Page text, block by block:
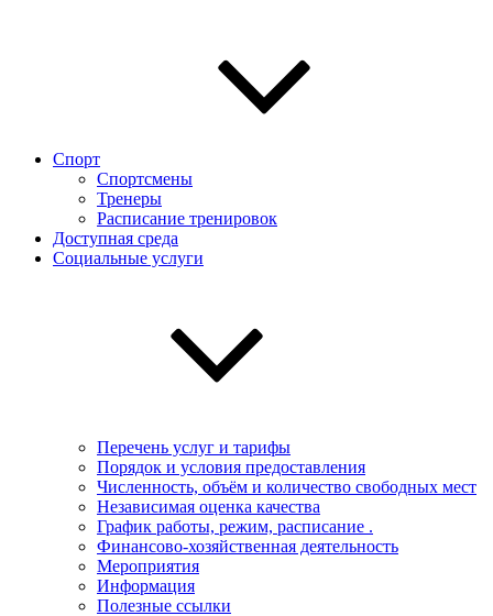
Спорт
Спортсмены
Тренеры
Расписание тренировок
Доступная среда
Социальные услуги
Перечень услуг и тарифы
Порядок и условия предоставления
Численность, объём и количество свободных мест
Независимая оценка качества
График работы, режим, расписание .
Финансово-хозяйственная деятельность
Мероприятия
Информация
Полезные ссылки